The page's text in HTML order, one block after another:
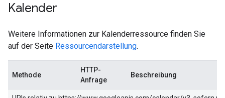
Kalender
Weitere Informationen zur Kalenderressource finden Sie
auf der Seite Ressourcendarstellung.
Methode
HTTP-
Anfrage
Beschreibung